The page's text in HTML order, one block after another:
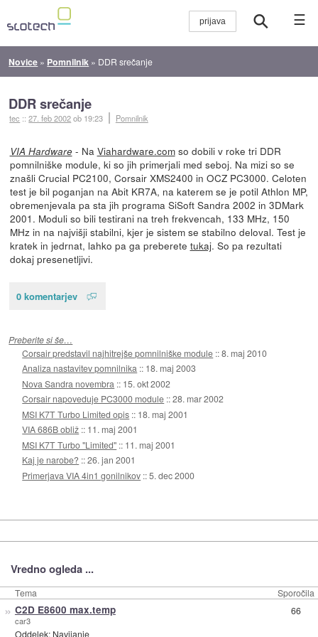
☰
Novice » Pomnilnik » DDR srečanje
DDR srečanje
tec ::27. feb 2002ob 19:23 Pomnilnik
VIA Hardware- Na Viahardware.comso dobili v roke tri DDR
pomnilniške module, ki so jih primerjali med seboj. Na mizi so se
znašli Crucial PC2100, Corsair XMS2400 in OCZ PC3000. Celoten
test je bil poganjan na Abit KR7A, na katerem se je potil Athlon MP,
obremenjevala pa sta jih programa SiSoft Sandra 2002 in 3DMark
2001. Moduli so bili testirani na treh frekvencah, 133 MHz, 150
MHz in na najvišji stabilni, kjer je sistem se stabilno deloval. Test je
kratek in jedrnat, lahko pa ga preberete tukaj. So pa rezultati
dokaj presenetljivi.
0 komentarjev
Preberite si še…
Corsair predstavil najhitrejše pomnilniške module ::8. maj 2010
Analiza nastavitev pomnilnika :: 18. maj 2003
Nova Sandra novembra :: 15. okt 2002
Corsair napoveduje PC3000 module ::28. mar 2002
MSI K7T Turbo Limited opis :: 18. maj 2001
VIA 686B obliž :: 11. maj 2001
MSI K7T Turbo "Limited" :: 11. maj 2001
Kaj je narobe? ::26. jan 2001
Primerjava VIA 4in1 gonilnikov ::5. dec 2000
Vredno ogleda ...
Tema Sporočila
» C2D E8600 max.temp
car3
Oddelek: Navijanje
66